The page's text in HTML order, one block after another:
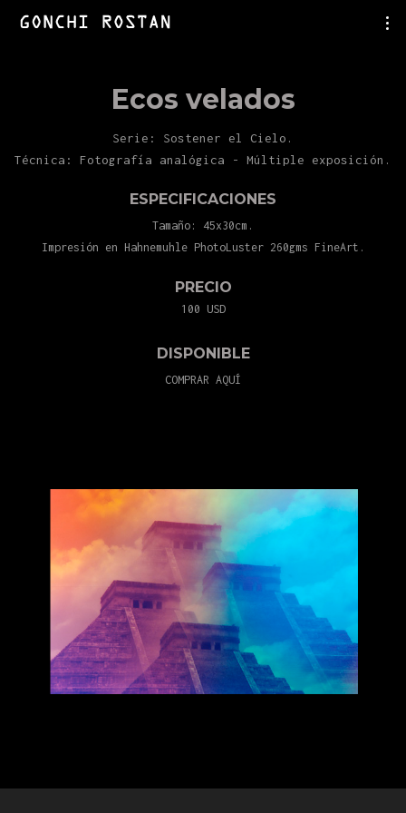
Ecos velados
Serie: Sostener el Cielo.
Técnica: Fotografía analógica - Múltiple exposición.
ESPECIFICACIONES
Tamaño: 45x30cm.
Impresión en Hahnemuhle PhotoLuster 260gms FineArt.
PRECIO
100 USD
DISPONIBLE
COMPRAR AQUÍ